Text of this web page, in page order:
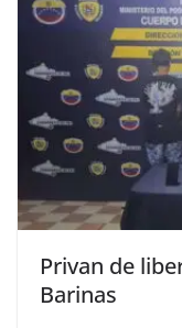
Privan de
Barinas